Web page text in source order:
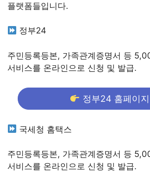
플랫폼들입니다.
정부24
주민등록등본, 가족관계증명서 등
서비스를 온라인으로 신청 및 발급.
정부24 홈페이지
국세청 홈택스
주민등록등본, 가족관계증명서 등
서비스를 온라인으로 신청 및 발급.